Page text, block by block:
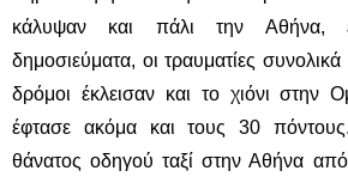
κάλυψαν και πάλι την
δημοσιεύματα, οι τραυματίες
δρόμοι έκλεισαν και το χιόνι στην
έφτασε ακόμα και τους 30
θάνατος οδηγού ταξί στην Αθήνα